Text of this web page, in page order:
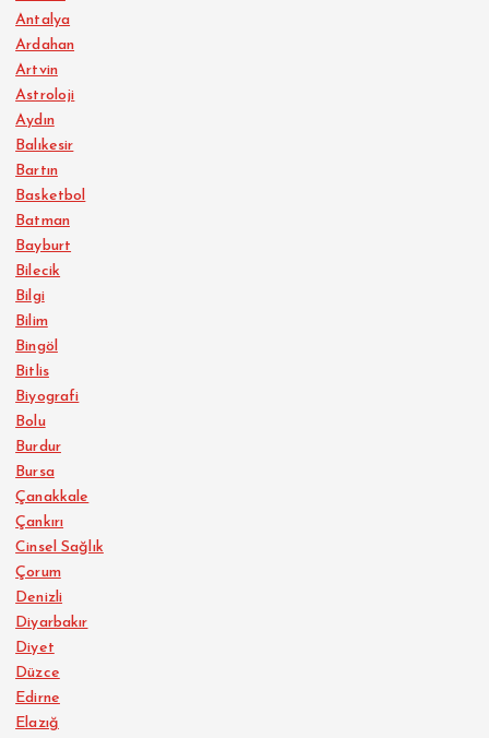
Antalya
Ardahan
Artvin
Astroloji
Aydın
Balıkesir
Bartın
Basketbol
Batman
Bayburt
Bilecik
Bilgi
Bilim
Bingöl
Bitlis
Biyografi
Bolu
Burdur
Bursa
Çanakkale
Çankırı
Cinsel Sağlık
Çorum
Denizli
Diyarbakır
Diyet
Düzce
Edirne
Elazığ